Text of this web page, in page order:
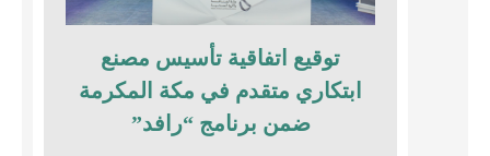
توقيع اتفاقية تأسيس مصنع
ابتكاري متقدم في مكة المكرمة
ضمن برنامج “رافد”